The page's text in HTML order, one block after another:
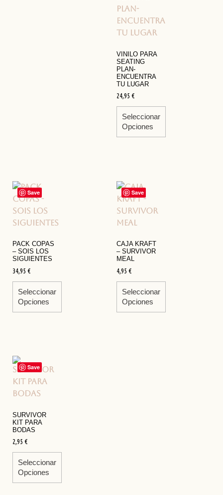
VINILO PARA
SEATING
PLAN-
ENCUENTRA
TU LUGAR
24,95 €
Seleccionar
Opciones
Save
PACK COPAS
– SOIS LOS
SIGUIENTES
34,95 €
Seleccionar
Opciones
Save
CAJA KRAFT
– SURVIVOR
MEAL
4,95 €
Seleccionar
Opciones
Save
SURVIVOR
KIT PARA
BODAS
2,95 €
Seleccionar
Opciones